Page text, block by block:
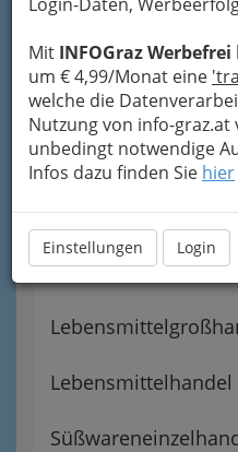
Mit INFOGraz Werbefrei
um € 4,99/Monat eine
welche die
Nutzung von info-
unbedingt notwendige
Infos dazu finden Sie hier
Einstellungen Login
Bäcker u.
Bionahrung Graz -
Ernährung
Feinkost -
schlemmen
Getränkehandel